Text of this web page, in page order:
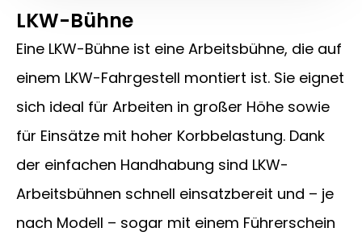
LKW-Bühne
Eine LKW-Bühne ist eine Arbeitsbühne, die auf
einem LKW-Fahrgestell montiert ist. Sie eignet
sich ideal für Arbeiten in großer Höhe sowie
für Einsätze mit hoher Korbbelastung. Dank
der einfachen Handhabung sind LKW-
Arbeitsbühnen schnell einsatzbereit und – je
nach Modell – sogar mit einem Führerschein